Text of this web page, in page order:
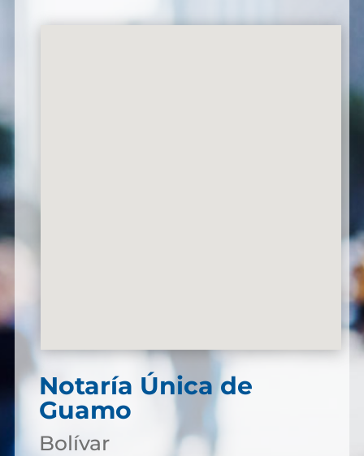
Notaría Única de
Guamo
Bolívar